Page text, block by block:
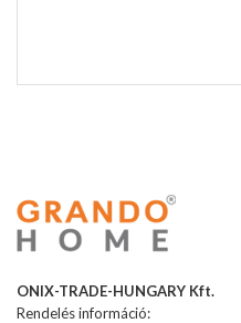
ONIX-TRADE-HUNGARY Kft.
Rendelés információ: